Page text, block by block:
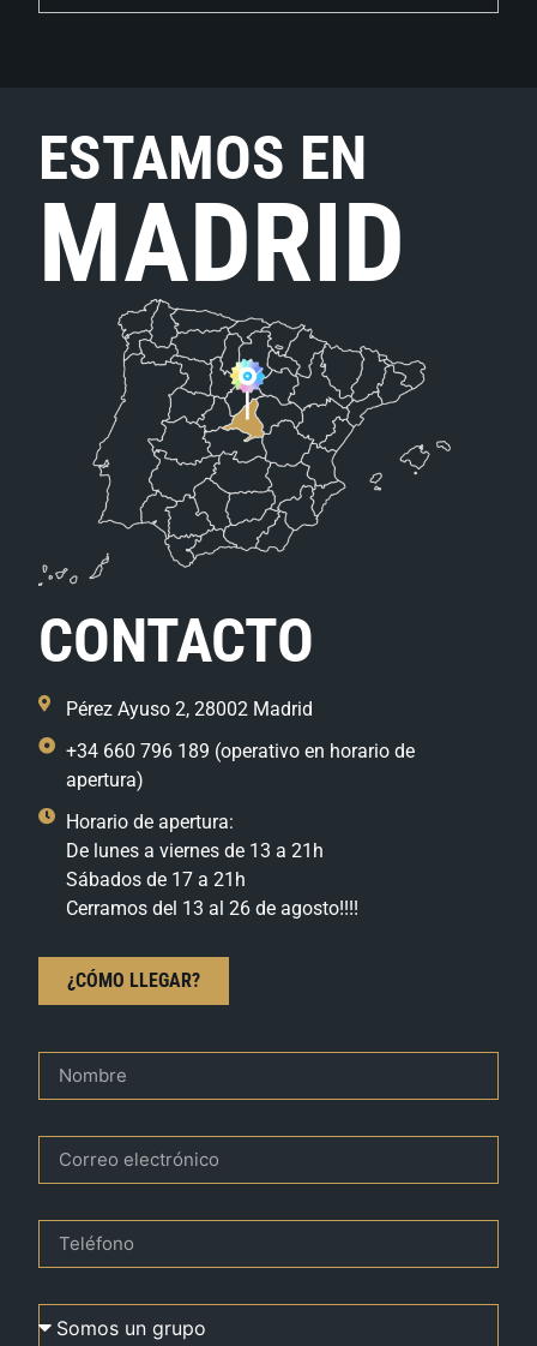
ESTAMOS EN
MADRID
CONTACTO
Pérez Ayuso 2, 28002 Madrid
+34 660 796 189 (operativo en horario de
apertura)
Horario de apertura:
De lunes a viernes de 13 a 21h
Sábados de 17 a 21h
Cerramos del 13 al 26 de agosto!!!!
¿CÓMO LLEGAR?